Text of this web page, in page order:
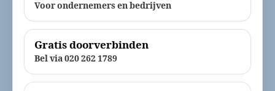
Voor ondernemers en bedrijven
Gratis doorverbinden
Bel via 020 262 1789